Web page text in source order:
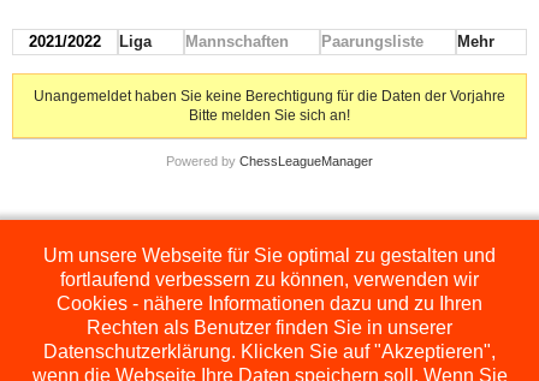
2021/2022 Liga Mannschaften Paarungsliste Mehr
Unangemeldet haben Sie keine Berechtigung für die Daten der Vorjahre
Bitte melden Sie sich an!
Powered by ChessLeagueManager
Die hier dargestellten Ligen werden extern angezeigt und befinden sich im
Orginal aufhttp://www.schachbezirksauerland.de/635/2/index.php
Um unsere Webseite für Sie optimal zu gestalten und
fortlaufend verbessern zu können, verwenden wir
Cookies - nähere Informationen dazu und zu Ihren
Rechten als Benutzer finden Sie in unserer
Datenschutzerklärung. Klicken Sie auf "Akzeptieren",
wenn die Webseite Ihre Daten speichern soll. Wenn Sie